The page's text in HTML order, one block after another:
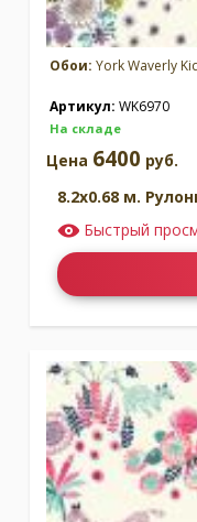
Обои: York Waverly
Артикул: WK6970
На складе
Цена 6400 руб.
8.2x0.68 м.
Быстрый